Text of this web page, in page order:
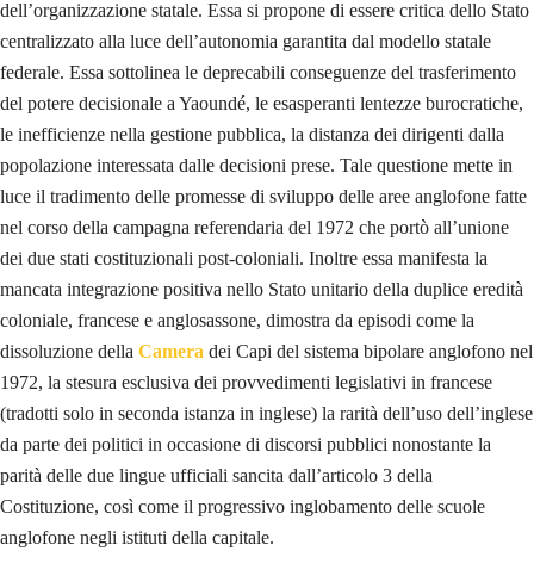
dell’organizzazione statale. Essa si propone di essere critica dello Stato
centralizzato alla luce dell’autonomia garantita dal modello statale
federale. Essa sottolinea le deprecabili conseguenze del trasferimento
del potere decisionale a Yaoundé, le esasperanti lentezze burocratiche,
le inefficienze nella gestione pubblica, la distanza dei dirigenti dalla
popolazione interessata dalle decisioni prese. Tale questione mette in
luce il tradimento delle promesse di sviluppo delle aree anglofone fatte
nel corso della campagna referendaria del 1972 che portò all’unione
dei due stati costituzionali post-coloniali. Inoltre essa manifesta la
mancata integrazione positiva nello Stato unitario della duplice eredità
coloniale, francese e anglosassone, dimostra da episodi come la
dissoluzione della Camera dei Capi del sistema bipolare anglofono nel
1972, la stesura esclusiva dei provvedimenti legislativi in francese
(tradotti solo in seconda istanza in inglese) la rarità dell’uso dell’inglese
da parte dei politici in occasione di discorsi pubblici nonostante la
parità delle due lingue ufficiali sancita dall’articolo 3 della
Costituzione, così come il progressivo inglobamento delle scuole
anglofone negli istituti della capitale.